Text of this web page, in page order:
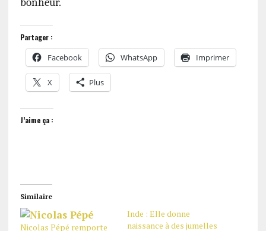
Partager :
Facebook WhatsApp Imprimer
X Plus
J’aime ça :
Similaire
Nicolas Pépé remporte
Inde : Elle donne
naissance à des jumelles